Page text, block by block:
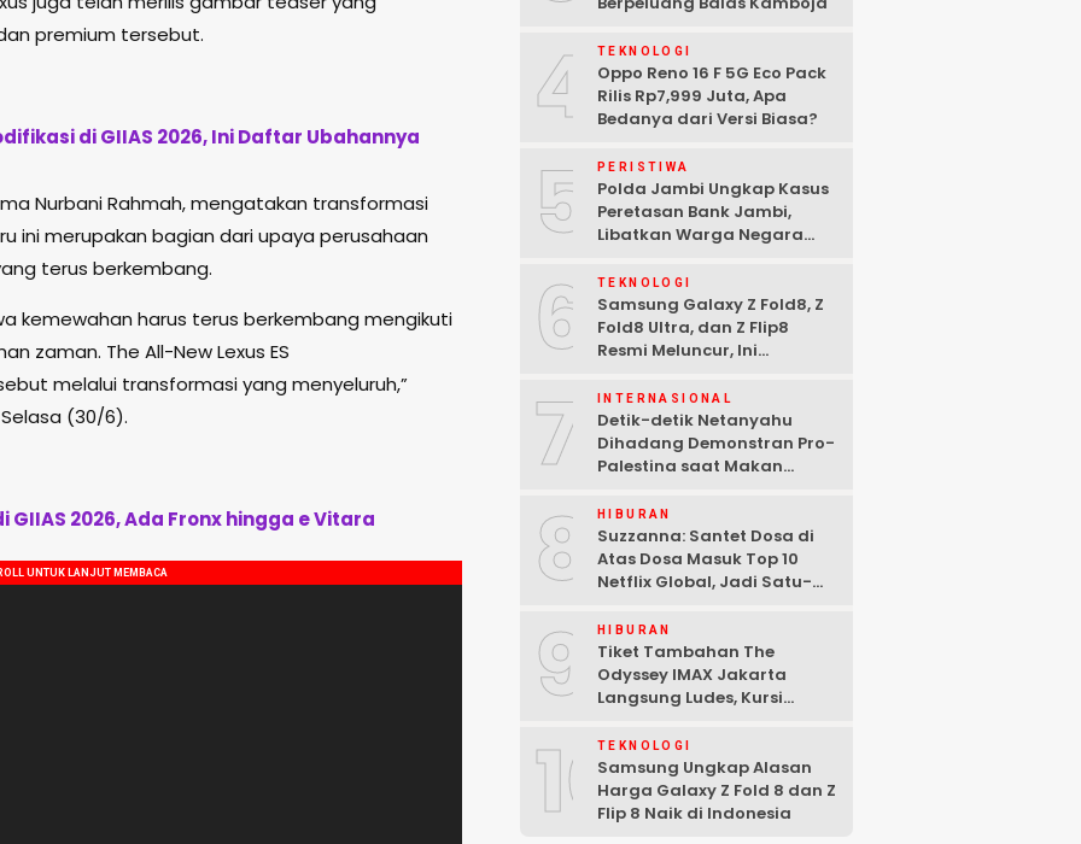
premium tersebut.
di GIIAS 2026, Ini Daftar Ubahannya
Nurbani Rahmah, mengatakan transformasi
ini merupakan bagian dari upaya perusahaan
terus berkembang.
kemewahan harus terus berkembang mengikuti
zaman. The All-New Lexus ES
melalui transformasi yang menyeluruh,”
(30/6).
2026, Ada Fronx hingga e Vitara
4 TEKNOLOGI
Oppo Reno 16 F 5G Eco Pack
Rilis Rp7,999 Juta, Apa
Bedanya dari Versi Biasa?
5 PERISTIWA
Polda Jambi Ungkap Kasus
Peretasan Bank Jambi,
Libatkan Warga Negara
Tersangka Ditangkap
6 TEKNOLOGI
Samsung Galaxy Z Fold8, Z
Fold8 Ultra, dan Z Flip8
Resmi Meluncur, Ini
7 INTERNASIONAL
Detik-detik Netanyahu
Dihadang Demonstran Pro-
Palestina saat Makan
8 HIBURAN
Suzzanna: Santet Dosa di
Atas Dosa Masuk Top 10
Netflix Global, Jadi Satu-
9 HIBURAN
Tiket Tambahan The
Odyssey IMAX Jakarta
Langsung Ludes, Kursi
10TEKNOLOGI
Samsung Ungkap Alasan
Harga Galaxy Z Fold 8 dan Z
Flip 8 Naik di Indonesia